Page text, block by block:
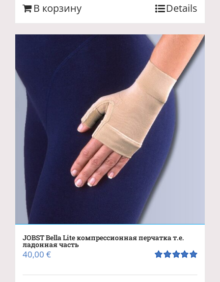
В корзину Details
JOBST Bella Lite компрессионная перчатка т.е.
ладонная часть
из 5
40,00 €